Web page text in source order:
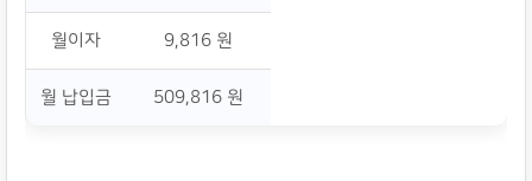
월이자 9,816 원
월 납입금 509,816 원